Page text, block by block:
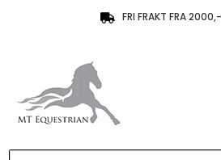
 FRI FRAKT FRA 2000,-